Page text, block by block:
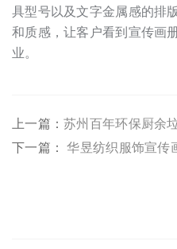
具型号以及文字金属感的排
和质感，让客户看到宣传画
业。
上一篇：苏州百年环保厨余
下一篇：华昱纺织服饰宣传